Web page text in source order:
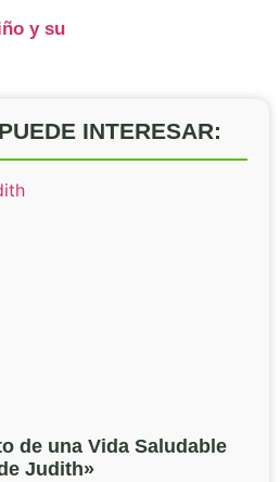
y su
INTERESAR:
de una Vida Saludable
Judith»